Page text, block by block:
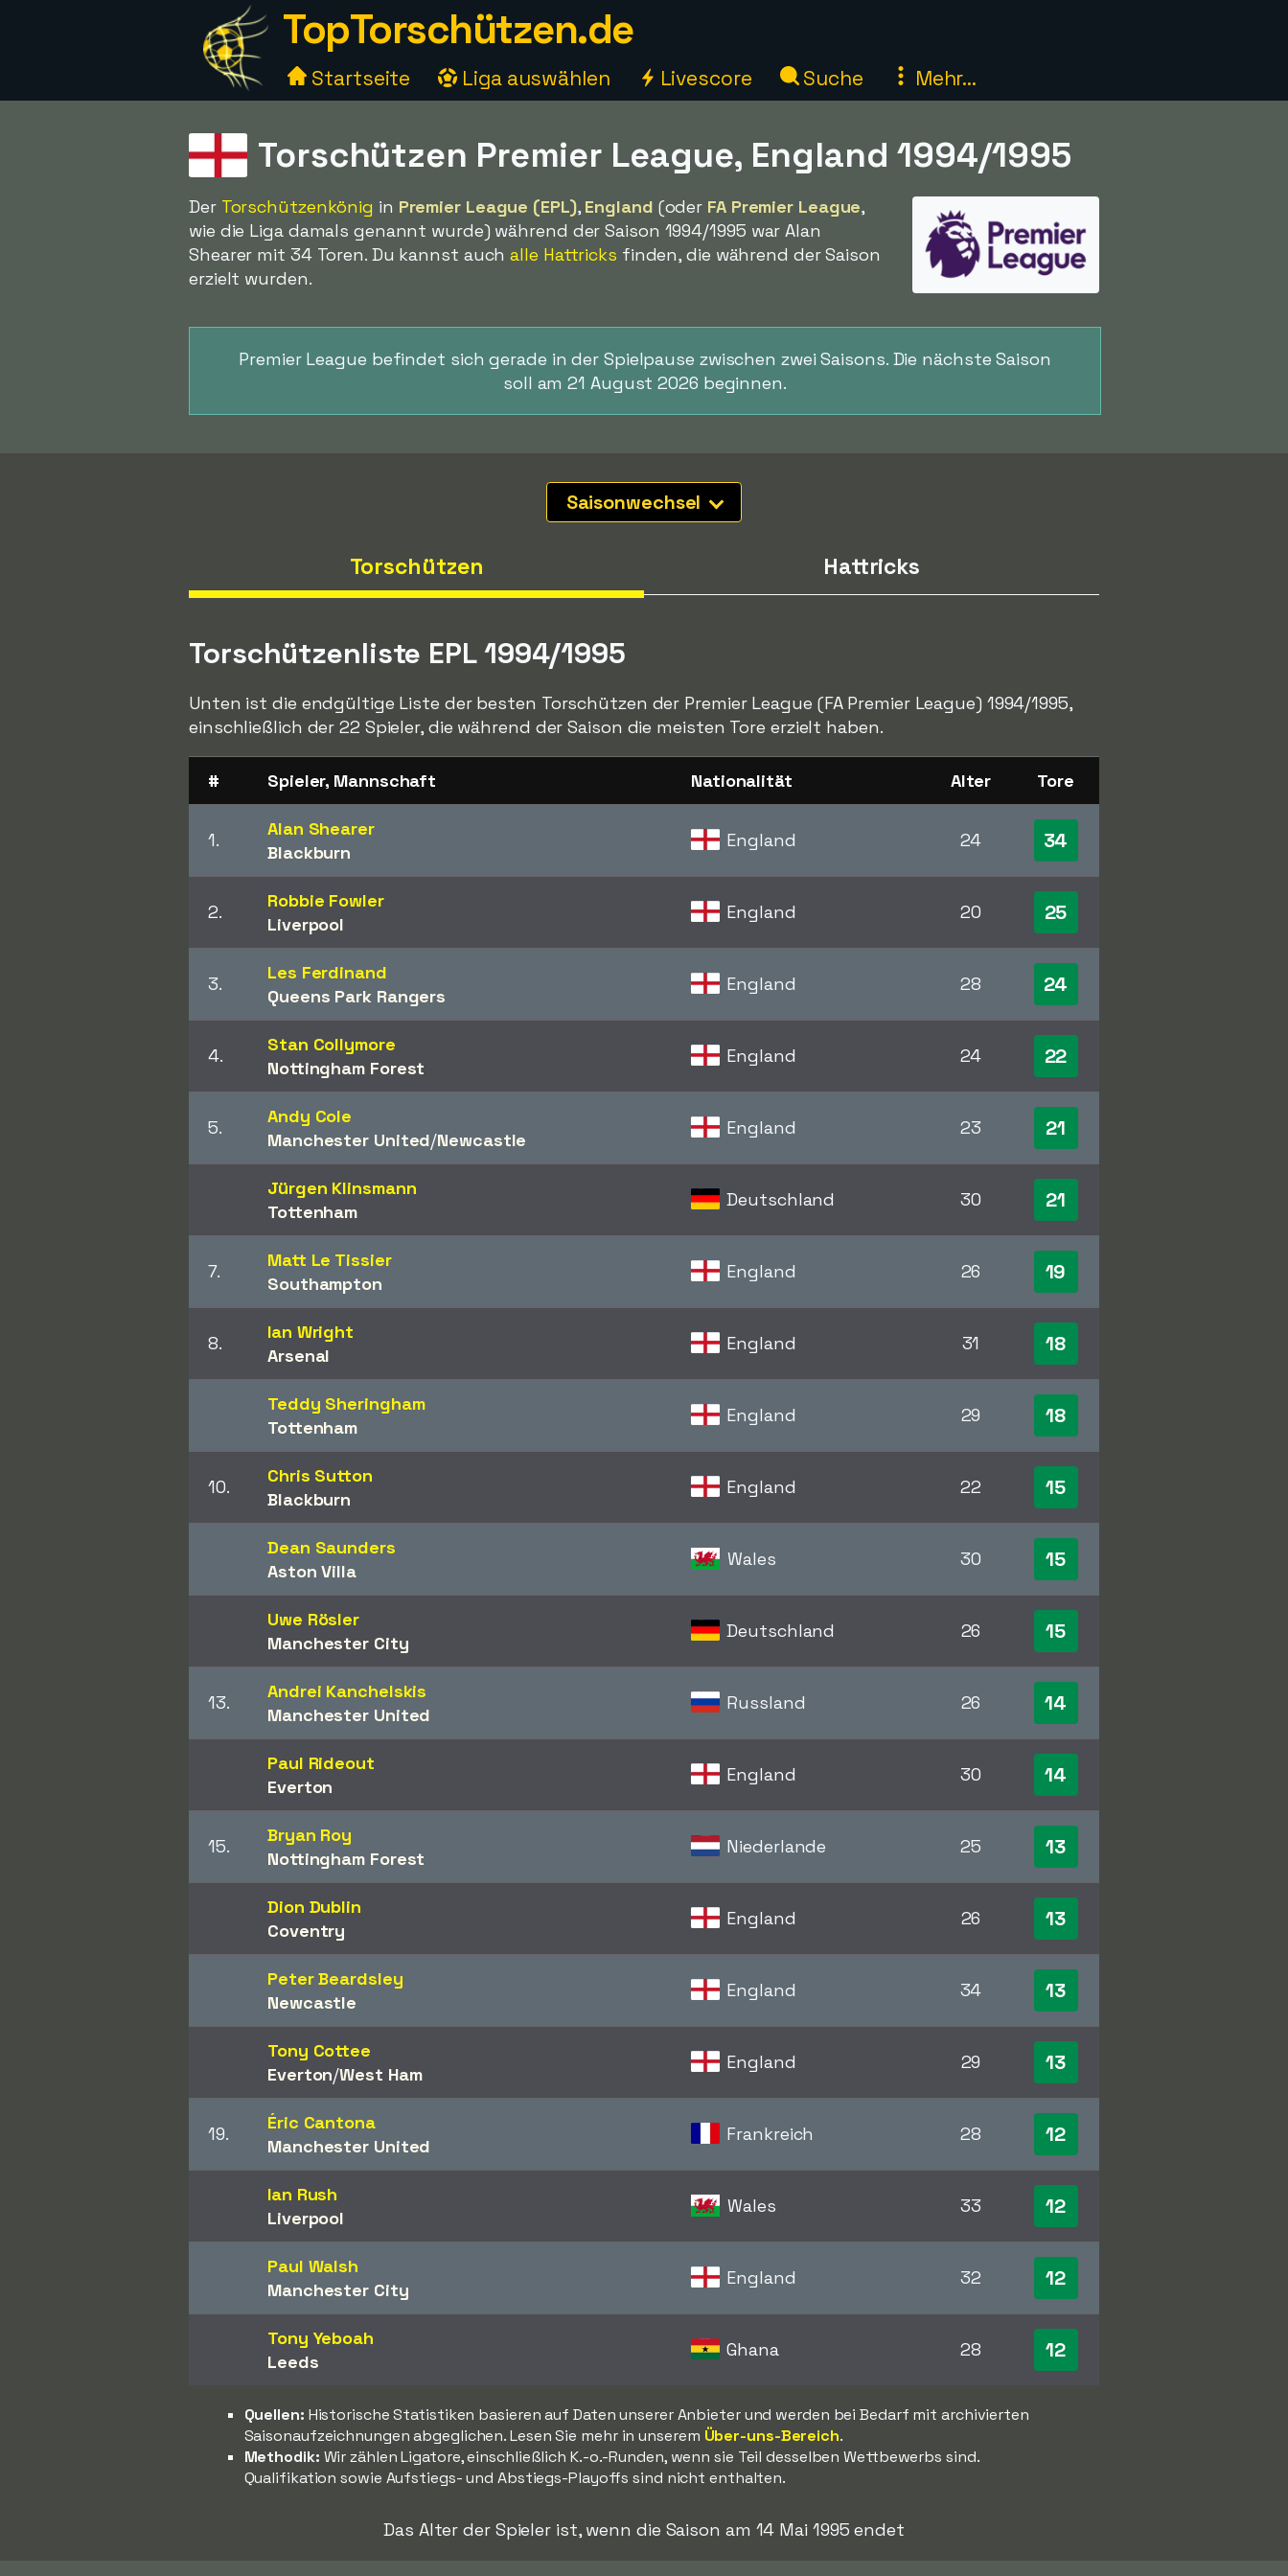
TopTorschützen.de
Startseite Liga auswählen Livescore Suche Mehr...
Torschützen Premier League, England 1994/1995
Der Torschützenkönig in Premier League (EPL), England (oder FA Premier League,
wie die Liga damals genannt wurde) während der Saison 1994/1995 war Alan
Shearer mit 34 Toren. Du kannst auchalle Hattricks finden, die während der Saison
erzielt wurden.
Premier League befindet sich gerade in der Spielpause zwischen zwei Saisons. Die nächste Saison
soll am 21 August 2026 beginnen.
Saisonwechsel
Torschützen Hattricks
Torschützenliste EPL 1994/1995
Unten ist die endgültige Liste der besten Torschützen der Premier League (FA Premier League) 1994/1995,
einschließlich der 22 Spieler, die während der Saison die meisten Tore erzielt haben.
# Spieler, Mannschaft Nationalität Alter Tore
1.
Alan Shearer
Blackburn
England 24 34
2.
Robbie Fowler
Liverpool
England 20 25
3.
Les Ferdinand
Queens Park Rangers
England 28 24
4.
Stan Collymore
Nottingham Forest
England 24 22
5.
Andy Cole
Manchester United/​Newcastle
England 23 21
Jürgen Klinsmann
Tottenham
Deutschland 30 21
7.
Matt Le Tissier
Southampton
England 26 19
8.
Ian Wright
Arsenal
England 31 18
Teddy Sheringham
Tottenham
England 29 18
10.
Chris Sutton
Blackburn
England 22 15
Dean Saunders
Aston Villa
Wales 30 15
Uwe Rösler
Manchester City
Deutschland 26 15
13.
Andrei Kanchelskis
Manchester United
Russland 26 14
Paul Rideout
Everton
England 30 14
15.
Bryan Roy
Nottingham Forest
Niederlande 25 13
Dion Dublin
Coventry
England 26 13
Peter Beardsley
Newcastle
England 34 13
Tony Cottee
Everton/​West Ham
England 29 13
19.
Éric Cantona
Manchester United
Frankreich 28 12
Ian Rush
Liverpool
Wales 33 12
Paul Walsh
Manchester City
England 32 12
Tony Yeboah
Leeds
Ghana 28 12
Quellen: Historische Statistiken basieren auf Daten unserer Anbieter und werden bei Bedarf mit archivierten
Saisonaufzeichnungen abgeglichen. Lesen Sie mehr in unserem Über-uns-Bereich.
Methodik: Wir zählen Ligatore, einschließlich K.-o.-Runden, wenn sie Teil desselben Wettbewerbs sind.
Qualifikation sowie Aufstiegs- und Abstiegs-Playoffs sind nicht enthalten.
Das Alter der Spieler ist, wenn die Saison am 14 Mai 1995 endet